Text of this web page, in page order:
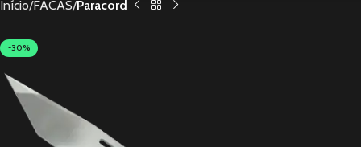
Início FACAS Paracord
-30%